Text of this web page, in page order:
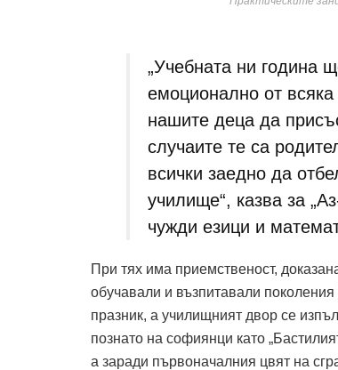
„Учебната ни година
емоционално от
нашите деца да
случаите те са
всички заедно да
училище“, казва за
чужди езици и
При тях има приемственост,
обучавали и възпитавали
празник, а училищният двор се
познато на софиянци като
а заради първоначалния цвят на